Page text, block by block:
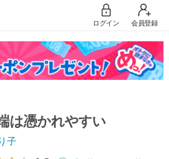
ログイン 会員登録
は憑かれやすい
子